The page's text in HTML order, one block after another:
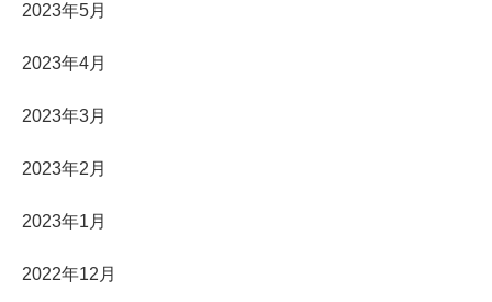
2023年5月
2023年4月
2023年3月
2023年2月
2023年1月
2022年12月